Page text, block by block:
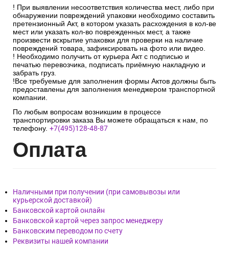
! При выявлении несоответствия количества мест, либо при
обнаружении повреждений упаковки необходимо составить
претензионный Акт, в котором указать расхождения в кол-ве
мест или указать кол-во поврежденных мест, а также
произвести вскрытие упаковки для проверки на наличие
повреждений товара, зафиксировать на фото или видео.
! Необходимо получить от курьера Акт с подписью и
печатью перевозчика, подписать приёмную накладную и
забрать груз.
!Все требуемые для заполнения формы Актов должны быть
предоставлены для заполнения менеджером транспортной
компании.
По любым вопросам возникшим в процессе
транспортировки заказа Вы можете обращаться к нам, по
телефону. +7(495)128-48-87
Оплата
Наличными при получении (при самовывозы или
курьерской доставкой)
Банковской картой онлайн
Банковской картой через запрос менеджеру
Банковским переводом по счету
Реквизиты нашей компании